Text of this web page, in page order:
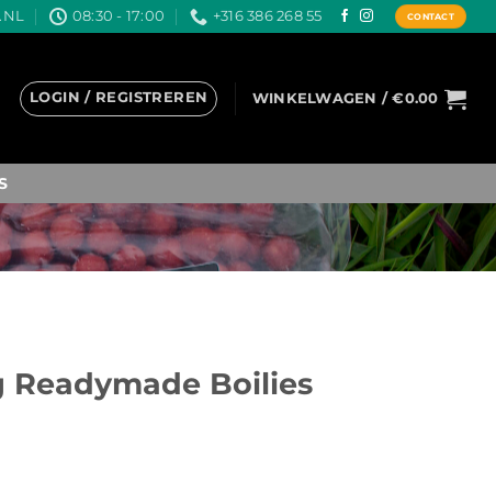
08:30 - 17:00 +316 386 268 55 CONTACT
LOGIN / REGISTREREN WINKELWAGEN /€0.00
Readymade Boilies